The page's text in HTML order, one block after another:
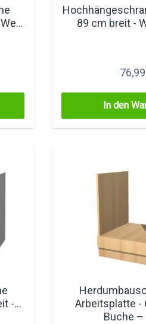
89 cm breit -
In den
-
Arbeitsplatte -
Buche –